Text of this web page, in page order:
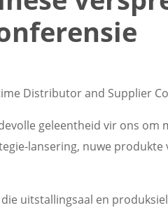
Distributor and Supplier
geleentheid vir ons
lansering, nuwe
uitstallingsaal en